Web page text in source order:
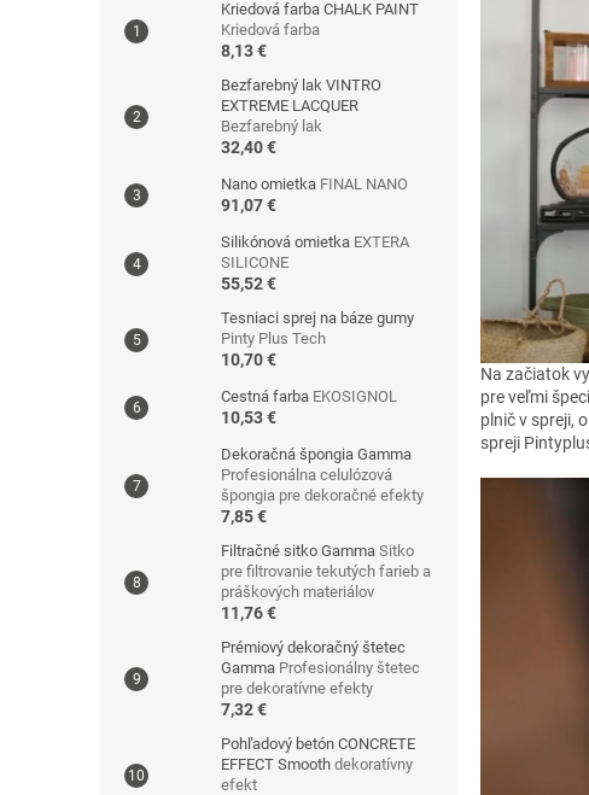
Kriedová farba CHALK PAINT
Kriedová farba
8,13 €
Bezfarebný lak VINTRO
EXTREME LACQUER
Bezfarebný lak
32,40 €
Nano omietka FINAL NANO
91,07 €
Silikónová omietka EXTERA
SILICONE
55,52 €
Tesniaci sprej na báze gumy
Pinty Plus Tech
10,70 €
Cestná farba EKOSIGNOL
10,53 €
Dekoračná špongia Gamma
Profesionálna celulózová
špongia pre dekoračné efekty
7,85 €
Filtračné sitko Gamma Sitko
pre filtrovanie tekutých farieb a
práškových materiálov
11,76 €
Prémiový dekoračný štetec
Gamma Profesionálny štetec
pre dekoratívne efekty
7,32 €
Pohľadový betón CONCRETE
EFFECT Smooth dekoratívny
efekt
Na začiatok
pre veľmi
plnič v spreji,
spreji